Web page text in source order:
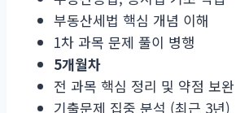
부동산세법 핵심 개념 이해
1차 과목 문제 풀이 병행
5개월차
전 과목 핵심 정리 및 약점 보완
기출문제 집중 분석 (최근 3년)